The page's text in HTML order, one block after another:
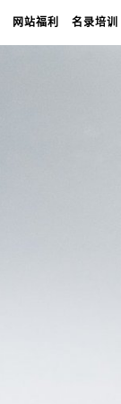
网站福利 名录培训